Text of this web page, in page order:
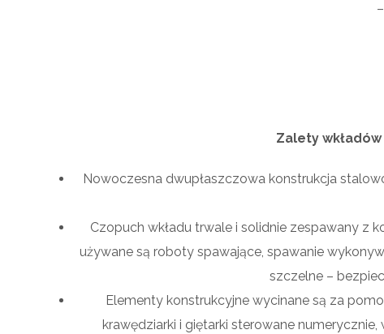
–
Zalety
Nowoczesna dwupłaszczowa konstrukcja
Czopuch wkładu trwale i solidnie zespawany z
używane są roboty spawające, spawanie
szczelne –
Elementy konstrukcyjne wycinane są za
krawędziarki i giętarki sterowane